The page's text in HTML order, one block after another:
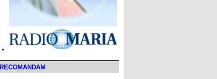
RECOMANDAM